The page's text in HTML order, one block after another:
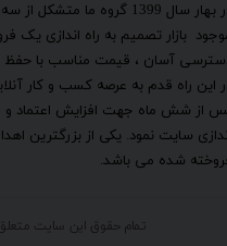
​در بهار سال 1399 گروه ما
بازار تصمیم به راه اندازی یک
آسان ، قیمت مناسب با حفظ
این راه قدم به عرصه کسب و کار
از شش ماه جهت افزایش اعتماد و
سایت نمود. یکی از بزرگترین
شده می باشد.
تمام حقوق این سایت